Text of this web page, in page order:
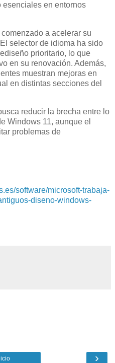
esenciales en entornos
a acelerar su
selector de idioma ha sido
prioritario, lo que
en su renovación. Además,
muestran mejoras en
en distintas secciones del
reducir la brecha entre lo
Windows 11, aunque el
problemas de
software/microsoft-trabaja-
diseno-windows-
›